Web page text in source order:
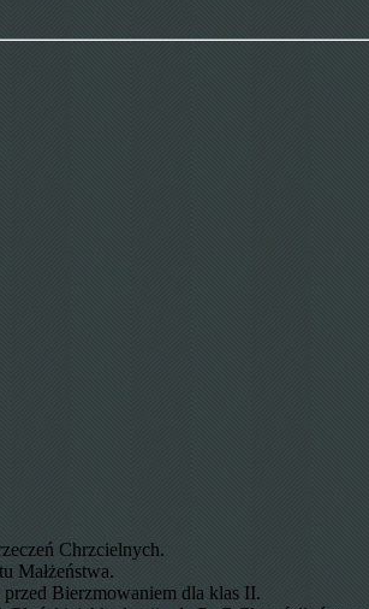
Chrzcielnych.
Małżeństwa.
Bierzmowaniem dla klas II.